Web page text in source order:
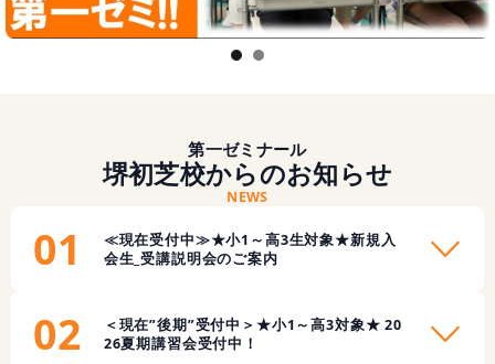
1
第一ゼミナール
堺初芝校からのお知らせ
NEWS
01
≪現在受付中≫★小1～高3生対象★新規入
会生_受講説明会のご案内
02
＜現在”後期”受付中＞★小1～高3対象★ 20
26夏期講習会受付中！